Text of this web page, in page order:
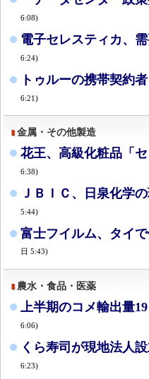
6:08)
電子セレスティカ、
6:24)
トゥルーの携帯契約
6:21)
金属・その他製造
花王、高級化粧品「
6:38)
ＪＢＩＣ、日泉化学
5:44)
富士フイルム、タイ
日 5:43)
農水・食品・医薬
上半期のコメ輸出量
6:06)
くら寿司が現地法人
6:23)